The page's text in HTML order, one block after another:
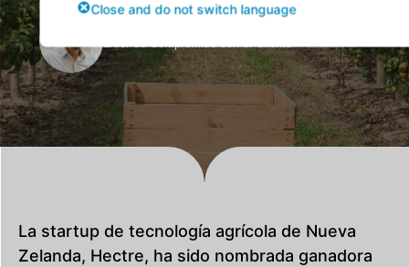
Presentado por:
Líder de Compromiso con el Cliente
La startup de tecnología agrícola de Nueva
Zelanda, Hectre, ha sido nombrada ganadora
Close and do not switch language